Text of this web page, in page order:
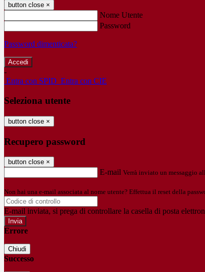
button close ×
Nome Utente
Password
Password dimenticata?
-
Entra con SPID Entra con CIE
Seleziona utente
button close ×
Recupero password
button close ×
E-mail Verrà inviato un messaggio
Non hai una e-mail associata al nome utente? Effettua il reset della
E-mail inviata, si prega di controllare la casella di posta
Errore
Chiudi
Successo